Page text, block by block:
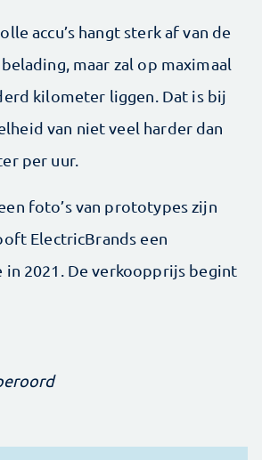
accu’s hangt sterk af van de
maar zal op maximaal
kilometer liggen. Dat is bij
van niet veel harder dan
per uur.
foto’s van prototypes zijn
ElectricBrands een
2021. De verkoopprijs begint